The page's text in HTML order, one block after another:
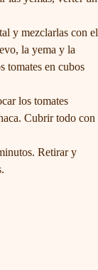
y mezclarlas con el
la yema y la
tomates en cubos
los tomates
Cubrir todo con
Retirar y